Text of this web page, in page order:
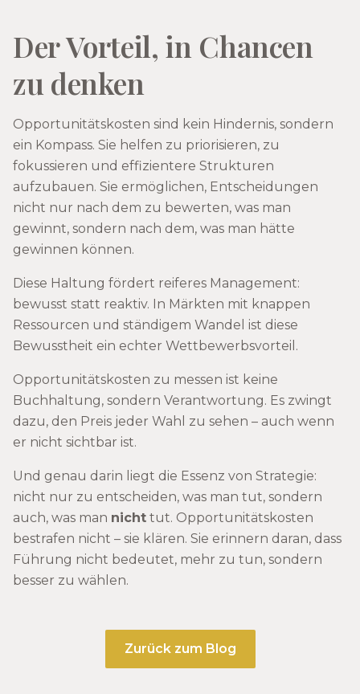
Der Vorteil, in Chancen
zu denken
Opportunitätskosten sind kein Hindernis, sondern
ein Kompass. Sie helfen zu priorisieren, zu
fokussieren und effizientere Strukturen
aufzubauen. Sie ermöglichen, Entscheidungen
nicht nur nach dem zu bewerten, was man
gewinnt, sondern nach dem, was man hätte
gewinnen können.
Diese Haltung fördert reiferes Management:
bewusst statt reaktiv. In Märkten mit knappen
Ressourcen und ständigem Wandel ist diese
Bewusstheit ein echter Wettbewerbsvorteil.
Opportunitätskosten zu messen ist keine
Buchhaltung, sondern Verantwortung. Es zwingt
dazu, den Preis jeder Wahl zu sehen – auch wenn
er nicht sichtbar ist.
Und genau darin liegt die Essenz von Strategie:
nicht nur zu entscheiden, was man tut, sondern
auch, was man nicht tut. Opportunitätskosten
bestrafen nicht – sie klären. Sie erinnern daran, dass
Führung nicht bedeutet, mehr zu tun, sondern
besser zu wählen.
Zurück zum Blog